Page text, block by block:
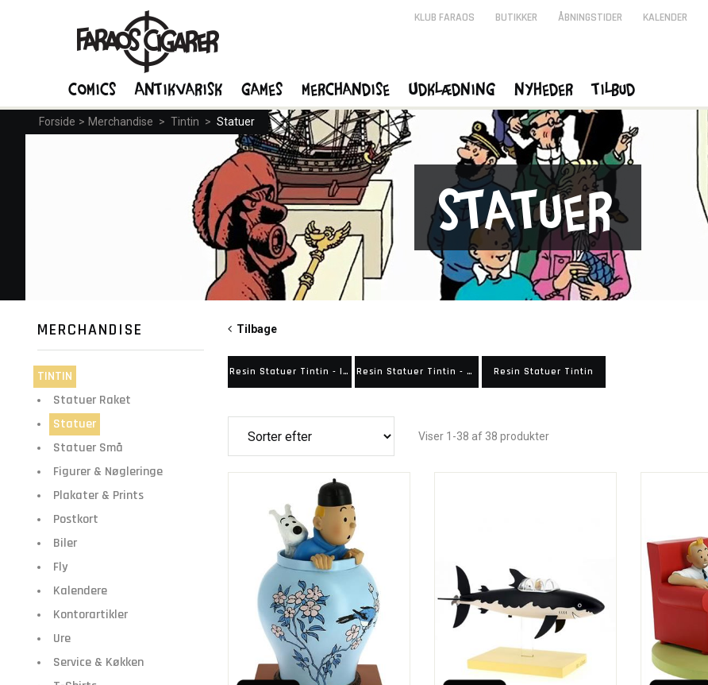
Forside > Merchandise > Tintin > Statuer
Statuer
MERCHANDISE
TINTIN
Statuer Raket
Statuer
Statuer Små
Figurer & Nøgleringe
Plakater & Prints
Postkort
Biler
Fly
Kalendere
Kontorartikler
Ure
Service & Køkken
Tilbage
Resin Statuer Tintin - Icons Resin Statuer Tintin - Museum Resin Statuer Tintin
Viser 1-38 af 38 produkter
KLUB FARAOS BUTIKKER ÅBNINGSTIDER KALENDER
Comics Antikvarisk Games Merchandise Udklædning Nyheder Tilbud